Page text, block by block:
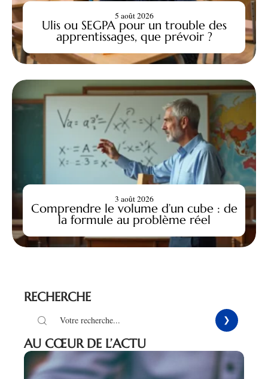
Ulis ou SEGPA pour un trouble des
apprentissages, que prévoir ?
5 août 2026
Comprendre le volume d’un cube : de
la formule au problème réel
3 août 2026
RECHERCHE
AU CŒUR DE L’ACTU